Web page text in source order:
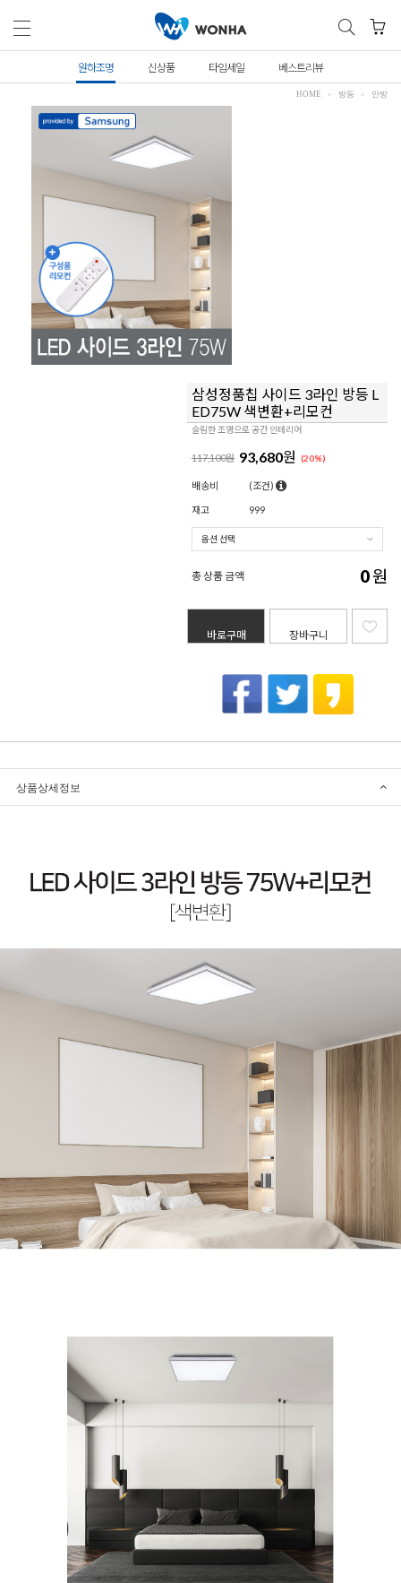
원하조명 신상품 타임세일 베스트리뷰
HOME 방등 안방
삼성정품칩 사이드 3라인 방등 L
ED75W 색변환+리모컨
슬림한 조명으로 공간 인테리어
117,100원 93,680원 (20%)
배송비 (조건)
재고 999
총 상품 금액 0원
바로구매 장바구니
상품상세정보